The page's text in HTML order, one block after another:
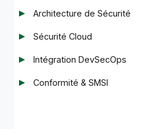
Architecture de Sécurité
Sécurité Cloud
Intégration DevSecOps
Conformité & SMSI